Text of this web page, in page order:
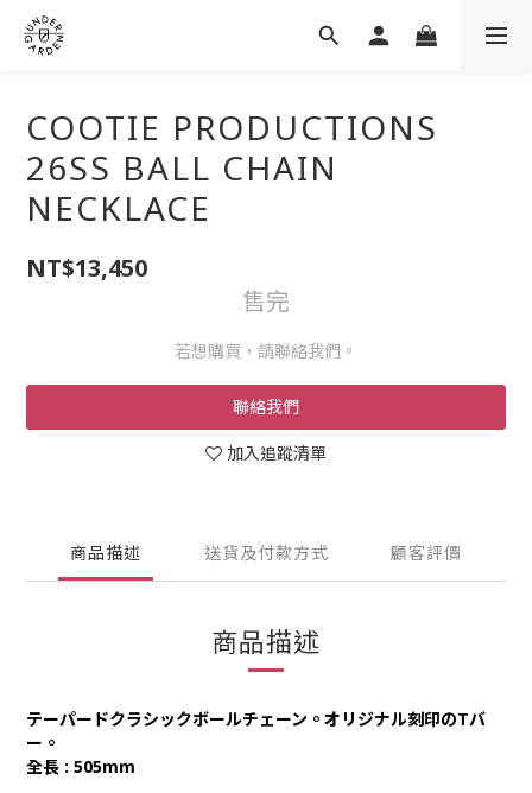
COOTIE PRODUCTIONS
26SS BALL CHAIN
NECKLACE
NT$13,450
售完
若想購買，請聯絡我們。
聯絡我們
加入追蹤清單
商品描述 送貨及付款方式 顧客評價
商品描述
テーパードクラシックボールチェーン。オリジナル刻印のTバ
ー。
全長 : 505mm